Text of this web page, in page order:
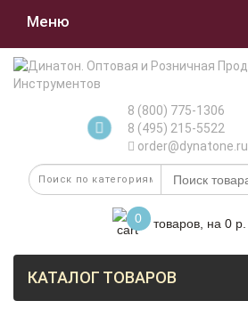
Меню
8 (800) 775-1306
8 (495) 215-5522
order@dynatone.ru
0 товаров, на 0 р.
КАТАЛОГ ТОВАРОВ